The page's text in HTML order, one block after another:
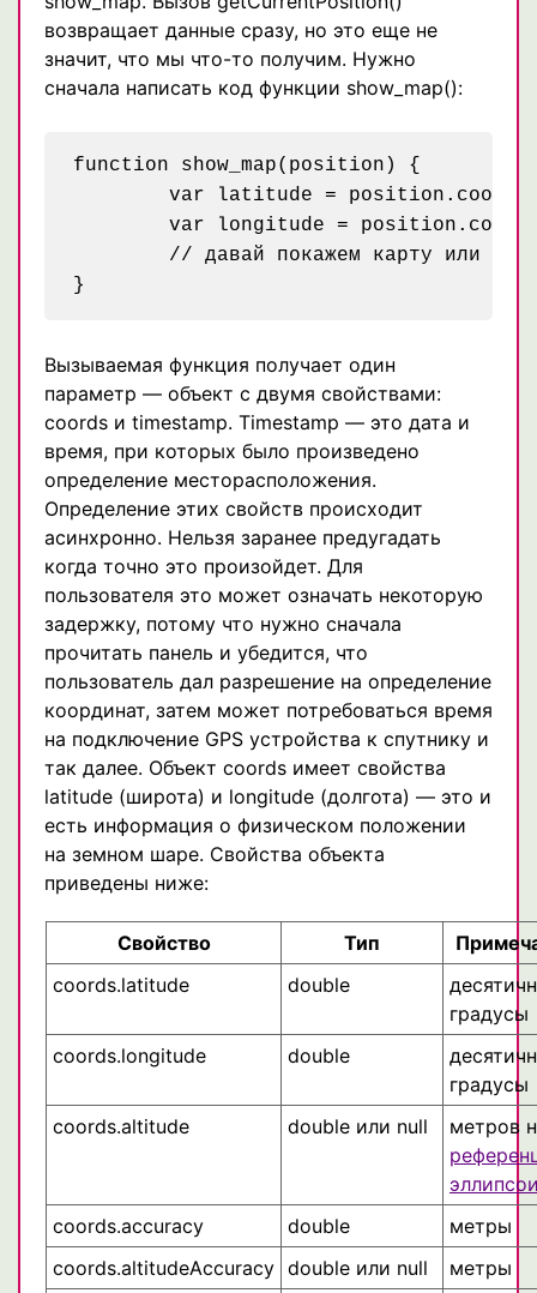
возвращает данные сразу, но это еще не
значит, что мы что-то получим. Нужно
сначала написать код функции show_map():
function show_map(position) {
Вызываемая функция получает один
параметр — объект с двумя свойствами:
coords и timestamp. Timestamp — это дата и
время, при которых было произведено
определение месторасположения.
Определение этих свойств происходит
асинхронно. Нельзя заранее предугадать
когда точно это произойдет. Для
пользователя это может означать некоторую
задержку, потому что нужно сначала
прочитать панель и убедится, что
пользователь дал разрешение на определение
координат, затем может потребоваться время
на подключение GPS устройства к спутнику и
так далее. Объект coords имеет свойства
latitude (широта) и longitude (долгота) — это и
есть информация о физическом положении
на земном шаре. Свойства объекта
приведены ниже:
Свойство Тип
coords.latitude
double
градусы
coords.longitude
double
градусы
coords.altitude
double или null
метров
coords.accuracy
double
метры
coords.altitudeAccuracy double или null
метры